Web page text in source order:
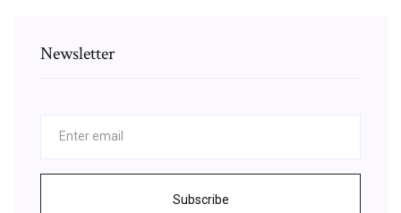
Newsletter
Subscribe